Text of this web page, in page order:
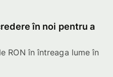
în noi pentru a
RON în întreaga lume în